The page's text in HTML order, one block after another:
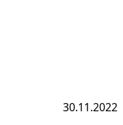
30.11.2022